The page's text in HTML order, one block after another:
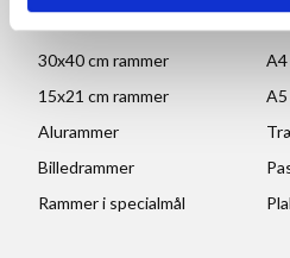
30x40 cm rammer
A4
15x21 cm rammer
A5
Alurammer
Billedrammer
Rammer i specialmål